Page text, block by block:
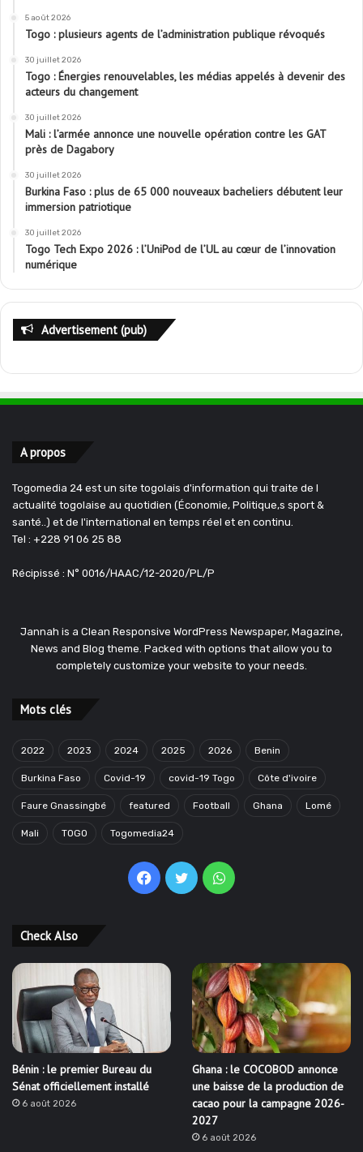
5 août 2026
Togo : plusieurs agents de l’administration publique révoqués
30 juillet 2026
Togo : Énergies renouvelables, les médias appelés à devenir des
acteurs du changement
30 juillet 2026
Mali : l’armée annonce une nouvelle opération contre les GAT
près de Dagabory
30 juillet 2026
Burkina Faso : plus de 65 000 nouveaux bacheliers débutent leur
immersion patriotique
30 juillet 2026
Togo Tech Expo 2026 : l’UniPod de l’UL au cœur de l’innovation
numérique
Advertisement (pub)
A propos
Togomedia 24 est un site togolais d'information qui traite de l
actualité togolaise au quotidien (Économie, Politique,s sport &
santé..) et de l'international en temps réel et en continu.
Tel : +228 91 06 25 88
Récipissé : N° 0016/HAAC/12-2020/PL/P
Jannah is a Clean Responsive WordPress Newspaper, Magazine,
News and Blog theme. Packed with options that allow you to
completely customize your website to your needs.
Mots clés
2022 2023 2024 2025 2026 Benin
Burkina Faso Covid-19 covid-19 Togo Côte d'ivoire
Faure Gnassingbé featured Football Ghana Lomé
Mali TOGO Togomedia24
Facebook
TwitterWhatsApp
Check Also
Bénin : le premier Bureau du
Sénat officiellement installé
6 août 2026
Ghana : le COCOBOD annonce
une baisse de la production de
cacao pour la campagne 2026-
2027
6 août 2026